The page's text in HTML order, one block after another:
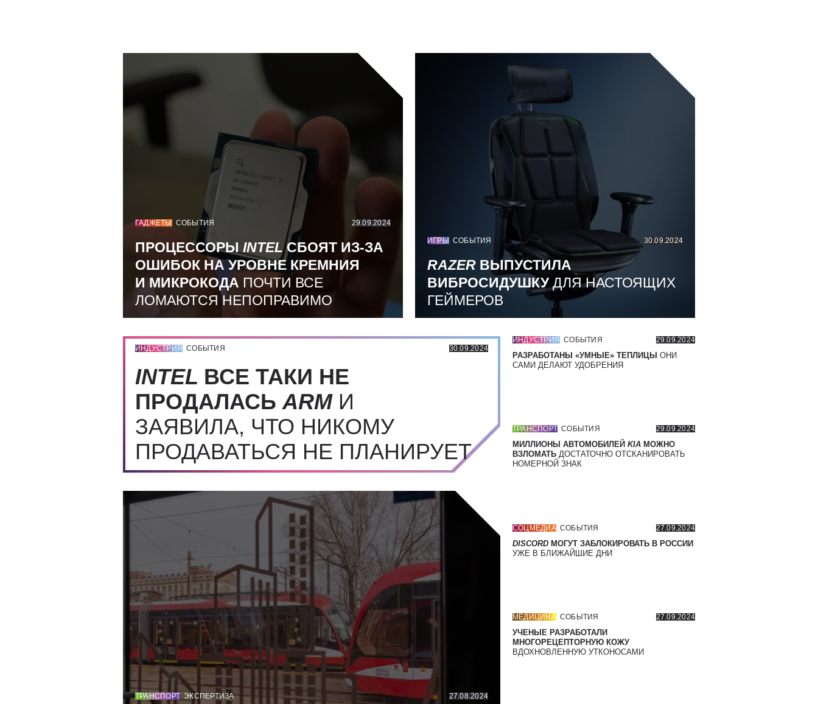
ГАДЖЕТЫ СОБЫТИЯ 29.09.2024
ПРОЦЕССОРЫ INTELСБОЯТ ИЗ-ЗА
ОШИБОК НА УРОВНЕ КРЕМНИЯ
И МИКРОКОДА ПОЧТИ ВСЕ
ЛОМАЮТСЯ НЕПОПРАВИМО
ИГРЫ СОБЫТИЯ 30.09.2024
RAZER ВЫПУСТИЛА
ВИБРОСИДУШКУДЛЯ НАСТОЯЩИХ
ГЕЙМЕРОВ
ИНДУСТРИЯ СОБЫТИЯ 30.09.2024
INTEL ВСЕ ТАКИ НЕ
ПРОДАЛАСЬ ARMИ
ЗАЯВИЛА, ЧТО НИКОМУ
ПРОДАВАТЬСЯ НЕ ПЛАНИРУЕТ
ТРАНСПОРТ ЭКСПЕРТИЗА 27.08.2024
ИНДУСТРИЯ СОБЫТИЯ 29.09.2024
РАЗРАБОТАНЫ «УМНЫЕ» ТЕПЛИЦЫ ОНИ
САМИ ДЕЛАЮТ УДОБРЕНИЯ
ТРАНСПОРТ СОБЫТИЯ 29.09.2024
МИЛЛИОНЫ АВТОМОБИЛЕЙ KIA МОЖНО
ВЗЛОМАТЬ ДОСТАТОЧНО ОТСКАНИРОВАТЬ
НОМЕРНОЙ ЗНАК
СОЦМЕДИА СОБЫТИЯ 27.09.2024
DISCORD МОГУТ ЗАБЛОКИРОВАТЬ В РОССИИ
УЖЕ В БЛИЖАЙШИЕ ДНИ
МЕДИЦИНА СОБЫТИЯ 27.09.2024
УЧЕНЫЕ РАЗРАБОТАЛИ
МНОГОРЕЦЕПТОРНУЮ КОЖУ
ВДОХНОВЛЕННУЮ УТКОНОСАМИ